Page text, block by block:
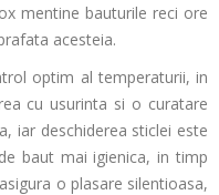
mentine bauturile reci ore
acesteia.
optim al temperaturii, in
cu usurinta si o curatare
iar deschiderea sticlei este
baut mai igienica, in timp
o plasare silentioasa,